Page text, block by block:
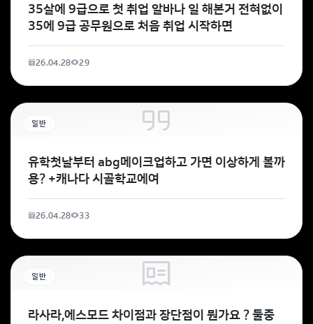
35살에 9급으로 첫 취업 알바나 일 해본거 전혀없이
35에 9급 공무원으로 처음 취업 시작하면
26.04.28 29
일반
유학첫날부터 abg메이크업하고 가면 이상하게 볼까
용? +캐나다 시골학교에여
26.04.28 33
일반
라사라,에스모드 차이점과 장단점이 뭔가요 ? 둘중